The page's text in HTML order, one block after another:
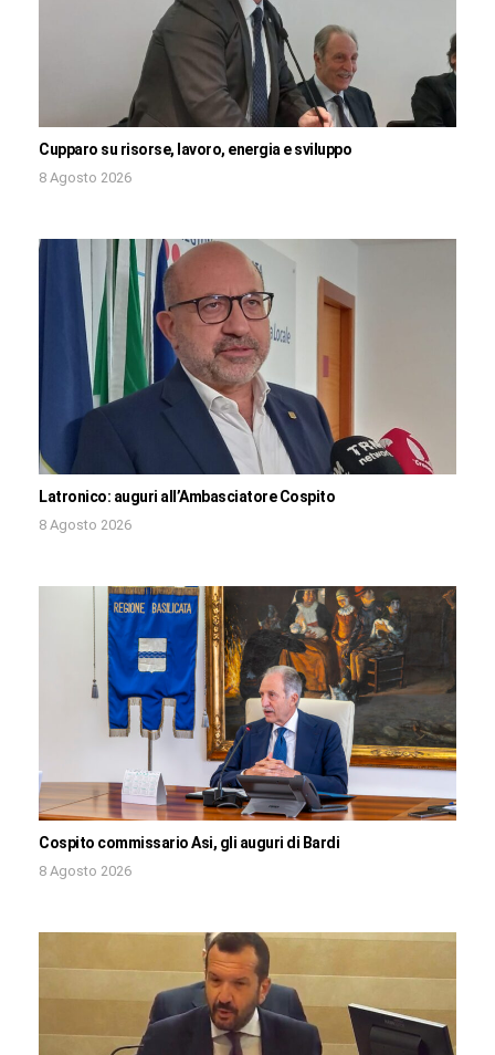
Cupparo su risorse, lavoro, energia e sviluppo
8 Agosto 2026
Latronico: auguri all’Ambasciatore Cospito
8 Agosto 2026
Cospito commissario Asi, gli auguri di Bardi
8 Agosto 2026